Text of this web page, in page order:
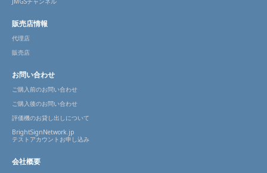
販売店情報
代理店
販売店
お問い合わせ
ご購入前のお問い合わせ
ご購入後のお問い合わせ
評価機のお貸し出しについて
BrightSignNetwork.jp
テストアカウントお申し込み
会社概要